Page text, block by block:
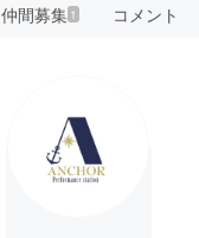
仲間募集 1 コメント